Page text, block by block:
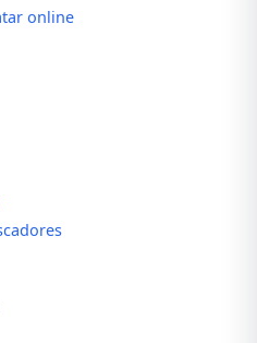
online